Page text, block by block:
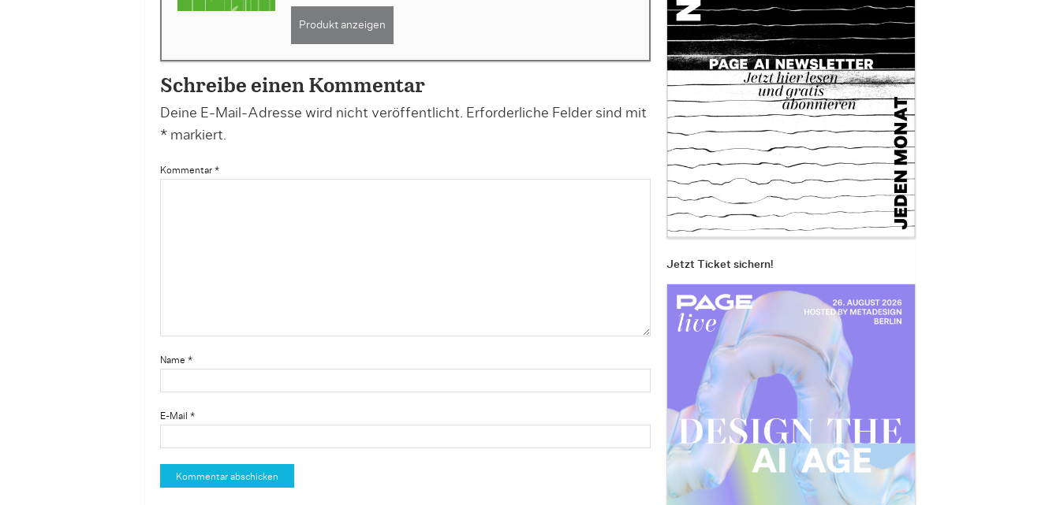
Produkt anzeigen
Schreibe einen Kommentar
Deine E-Mail-Adresse wird nicht veröffentlicht.
Erforderliche Felder sind mit
*markiert.
Kommentar *
Name *
E-Mail *
Jetzt Ticket sichern!